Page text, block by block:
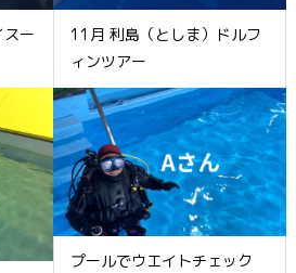
ー
11月 利島（としま）ドルフ
ィンツアー
プールでウエイトチェック